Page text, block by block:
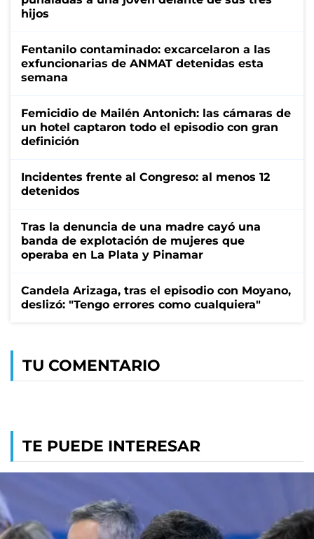
hijos
Fentanilo contaminado: excarcelaron a las
exfuncionarias de ANMAT detenidas esta
semana
Femicidio de Mailén Antonich: las cámaras de
un hotel captaron todo el episodio con gran
definición
Incidentes frente al Congreso: al menos 12
detenidos
Tras la denuncia de una madre cayó una
banda de explotación de mujeres que
operaba en La Plata y Pinamar
Candela Arizaga, tras el episodio con Moyano,
deslizó: "Tengo errores como cualquiera"
TU COMENTARIO
TE PUEDE INTERESAR